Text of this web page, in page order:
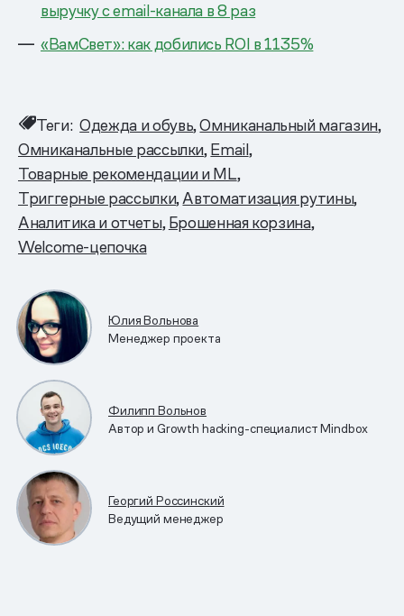
выручку с email-канала в 8 раз
«ВамСвет»: как добились ROI в 1135%
Теги: Одежда и обувь Омниканальный магазин
Омниканальные рассылки Email
Товарные рекомендации и ML
Триггерные рассылки Автоматизация рутины
Аналитика и отчеты Брошенная корзина
Welcome-цепочка
Юлия Вольнова
Менеджер проекта
Филипп Вольнов
Автор и Growth hacking-специалист Mindbox
Георгий Россинский
Ведущий менеджер